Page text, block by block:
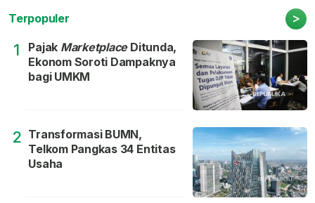
Terpopuler >
1 Pajak MarketplaceDitunda,
Ekonom Soroti Dampaknya
bagi UMKM
2 Transformasi BUMN,
Telkom Pangkas 34 Entitas
Usaha